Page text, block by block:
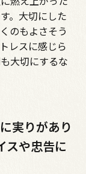
。大切にした
のもよさそう
レスに感じら
大切にするな
実りがあり
スや忠告に